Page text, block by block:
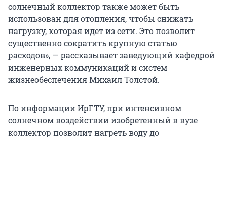
солнечный коллектор также может быть
использован для отопления, чтобы снижать
нагрузку, которая идет из сети. Это позволит
существенно сократить крупную статью
расходов», — рассказывает заведующий кафедрой
инженерных коммуникаций и систем
жизнеобеспечения Михаил Толстой.
По информации ИрГТУ, при интенсивном
солнечном воздействии изобретенный в вузе
коллектор позволит нагреть воду до